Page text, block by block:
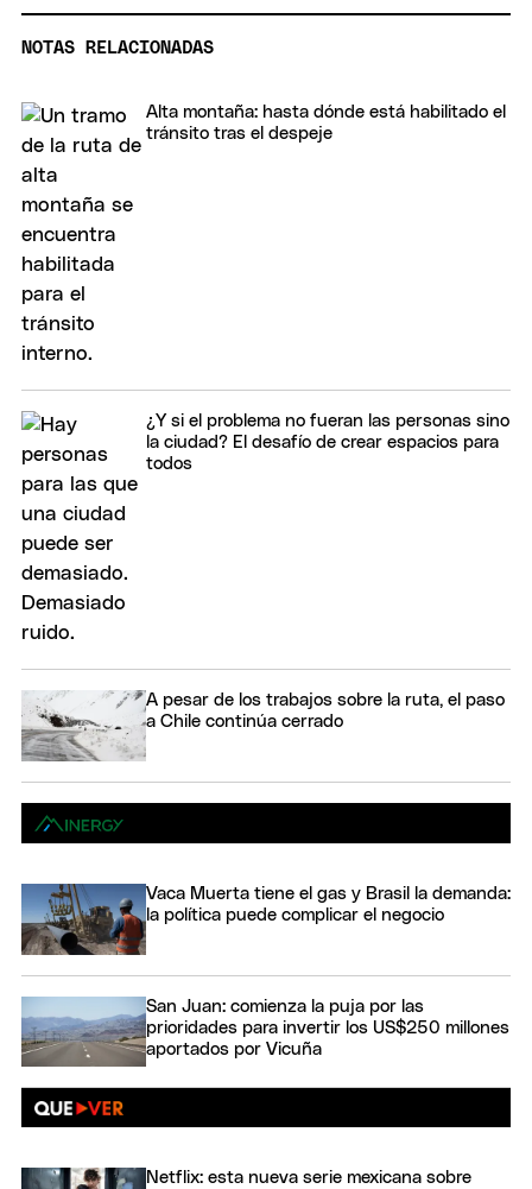
NOTAS RELACIONADAS
Alta montaña: hasta dónde está habilitado el
tránsito tras el despeje
¿Y si el problema no fueran las personas sino
la ciudad? El desafío de crear espacios para
todos
A pesar de los trabajos sobre la ruta, el paso
a Chile continúa cerrado
Vaca Muerta tiene el gas y Brasil la demanda:
la política puede complicar el negocio
San Juan: comienza la puja por las
prioridades para invertir los US$250 millones
aportados por Vicuña
Netflix: esta nueva serie mexicana sobre